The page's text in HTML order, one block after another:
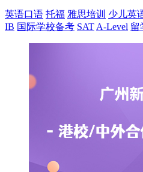
英语口语 托福 雅思培训 少儿英
IB 国际学校备考 SAT A-Level 留